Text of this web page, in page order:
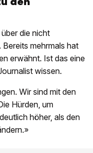
die nicht
mehrmals hat
erwähnt. Ist das eine
wissen.
Wir sind mit den
Hürden, um
höher, als den